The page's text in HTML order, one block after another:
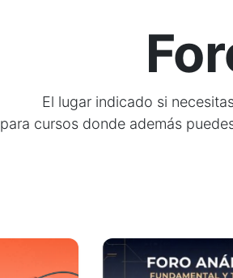
El lugar indicado si
para cursos donde además